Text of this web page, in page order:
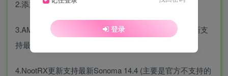
2.添加硬件信息检测,可供参考
3.AMD Ryzen系列核2000~5000系核显 NootedRed更新支
持最新Sonoma 14.4
4.NootRX更新支持最新Sonoma 14.4 (主要是官方不支持的
登录